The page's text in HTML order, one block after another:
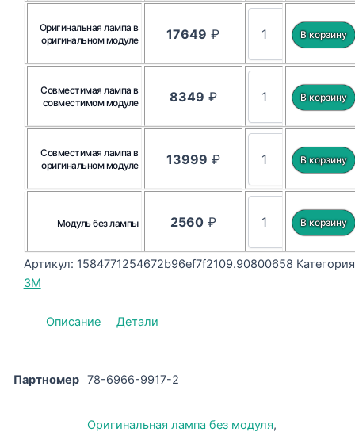
Оригинальная лампа в
оригинальном модуле
17649 ₽
Совместимая лампа в
совместимом модуле
8349 ₽
Совместимая лампа в
оригинальном модуле
13999 ₽
Модуль без лампы 2560₽
Артикул: 1584771254672b96ef7f2109.90800658
3M
Описание Детали
Партномер 78-6966-9917-2
Оригинальная лампа без модуля,